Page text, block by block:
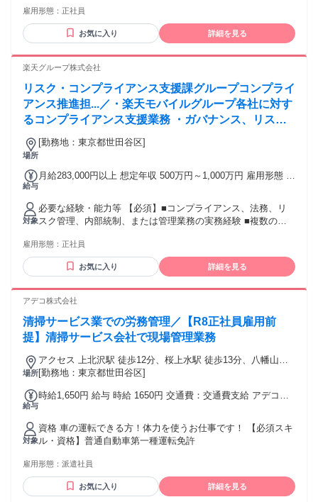
途支給） 試用期間 有 期間：3ヶ月 備考：変更無
経験■英語力(海外出願が増えているため歓迎) 【特徴】冷凍,空
調,カーエアコン分野における自動制御機器のグローバルメー
カーとして、世界中の快適な暮らしを支えています。カーエ
でも世界シェア30%を誇ります。自動車業界は「100年に一度
ルームエアコンで培った技術をEVに応用することで、EV対応
型の新製品開発を推進しています。 学歴・資格 学歴：大学院
大学 語学力： 資格：
雇用形態： 正社員
お気に入り 詳細を見る
楽天グループ株式会社
リスク・コンプライアンス支援課グループコンプライ
アンス推進担...／・楽天モバイルグループ各社に対す
るコンプライアンス支援業務 ・ガバナンス、リス
ク、インシデント、コンプライアンスに関する企画・
運用 ・法令、ガイドライン、社内規程等の調査・確
場所
[勤務地：東京都世田谷区]
給与
月給283,000円以上 想定年収 500万円～1,000万円 雇用形態 正
￥283,000～ 基本給￥214,937～ 固定残業代￥68,063～を含
む/月 諸手当：通勤手当（会社規定に基づき支給）、残業手当
（固定残業代制 超過分別途支給） 試用期間 有 期間：3ヶ月
備考：変更無
対象
必要な経験・能力等 【必須】■コンプライアンス、法務、リ
スク管理、内部統制、または管理業務の実務経験 ■複数の関
イドライン、社内規程等を読み、要点を整理できる能力 ■不
明点を自ら確認し、関係者に適切に相談・確認できるコミュ
ニケーション力 【キャリアパス】入社後は、担当領域におけ
楽天モバイルグループ全体のコンプライアンス水準の向上を
す。 学歴・資格 学歴：大学院 大学 語学力：英語 資格：
雇用形態： 正社員
お気に入り 詳細を見る
アデコ株式会社
清掃サービス業での労務管理／【R8正社員雇用前
提】清掃サービス会社で現場管理業務
場所
アクセス 上北沢駅 徒歩12分、桜上水駅 徒歩13分、八幡山駅
徒歩14分 ※最寄駅から徒歩圏内。落ち着いた環境ながら生活
[勤務地：東京都世田谷区]
給与
時給1,650円 給与 時給 1650円 交通費：交通費支給 アデコ規
対象
資格 車の運転できる方！体力を使うお仕事です！ 【必須スキ
ル・資格】普通自動車第一種運転免許
雇用形態： 派遣社員
お気に入り 詳細を見る